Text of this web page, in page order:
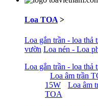
Loa TOA >
Loa gắn trần - loa thả
vườn Loa nén - Loa
Loa gắn trần - loa thả
Loa âm trần
15W
Loa âm
TOA